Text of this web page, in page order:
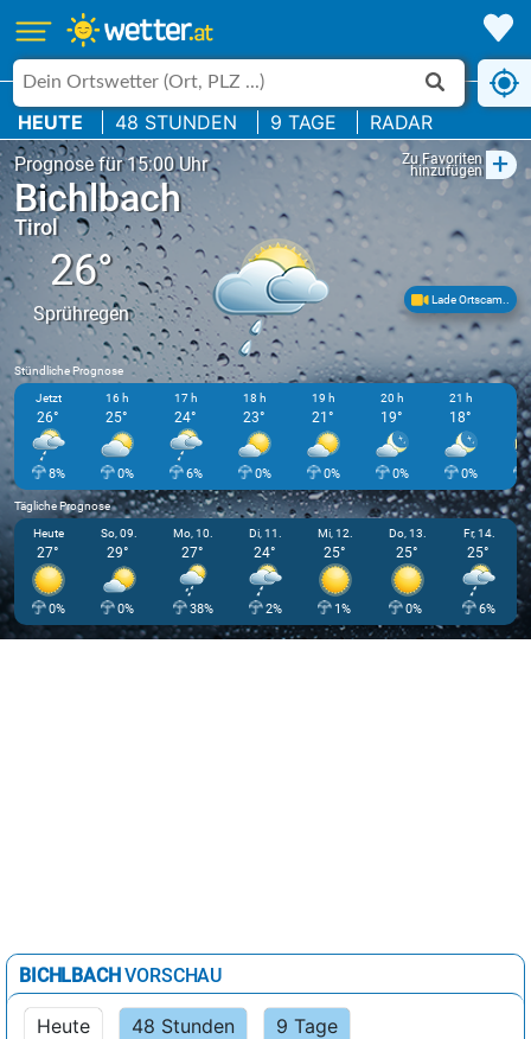
HEUTE 48 STUNDEN 9 TAGE RADAR
Prognose für 15:00 Uhr Zu Favoriten
hinzufügen +
Bichlbach
Tirol
26°
Sprühregen
Lade Ortscam..
Stündliche Prognose
Jetzt
26°
8%
16 h
25°
0%
17 h
24°
6%
18 h
23°
0%
19 h
21°
0%
20 h
19°
0%
21 h
18°
0%
Tägliche Prognose
Heute
27°
0%
So, 09.
29°
0%
Mo, 10.
27°
38%
Di, 11.
24°
2%
Mi, 12.
25°
1%
Do, 13.
25°
0%
Fr, 14.
25°
6%
BICHLBACHVORSCHAU
Heute 48 Stunden 9 Tage